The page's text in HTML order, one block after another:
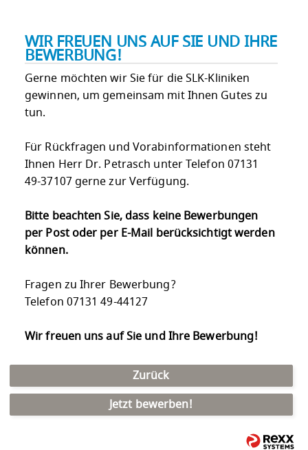
WIR FREUEN UNS AUF SIE UND IHRE
BEWERBUNG!
Gerne möchten wir Sie für die SLK-Kliniken
gewinnen, um gemeinsam mit Ihnen Gutes zu
tun.
Für Rückfragen und Vorabinformationen steht
Ihnen Herr Dr. Petrasch unter Telefon 07131
49-37107 gerne zur Verfügung.
Bitte beachten Sie, dass keine Bewerbungen
per Post oder per E-Mail berücksichtigt werden
können.
Fragen zu Ihrer Bewerbung?
Telefon 07131 49-44127
Wir freuen uns auf Sie und Ihre Bewerbung!
Zurück
Jetzt bewerben!